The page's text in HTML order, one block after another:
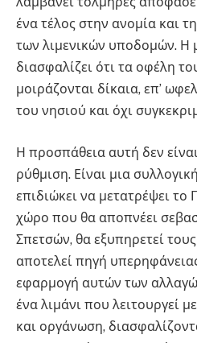
ένα τέλος στην ανομία και
των λιμενικών υποδομών. Η
διασφαλίζει ότι τα οφέλη
μοιράζονται δίκαια, επ’
του νησιού και όχι
Η προσπάθεια αυτή δεν
ρύθμιση. Είναι μια
επιδιώκει να μετατρέψει το
χώρο που θα αποπνέει
Σπετσών, θα εξυπηρετεί
αποτελεί πηγή
εφαρμογή αυτών των
ένα λιμάνι που λειτουργεί
και οργάνωση,